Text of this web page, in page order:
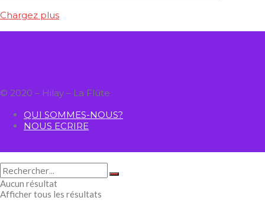
Chargez plus
© 2020 – Hilay – La Flûte
QUI SOMMES-NOUS?
NOUS ECRIRE
Aucun résultat
Afficher tous les résultats